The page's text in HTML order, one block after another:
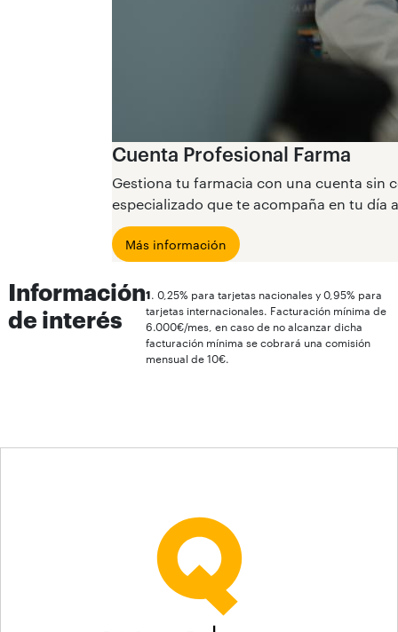
Cuenta Profesional Farma
Gestiona tu farmacia con una cuenta sin
especializado que te acompaña en tu día
Más información
Información
de interés
1. 0,25% para tarjetas nacionales y 0,95% para
tarjetas internacionales. Facturación mínima de
6.000€/mes, en caso de no alcanzar dicha
facturación mínima se cobrará una comisión
mensual de 10€.